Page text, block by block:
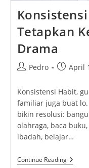
Tetapkan
Drama
PostPedro
PostApril
Konsistensi Habit,
familiar juga buat
bikin resolusi:
olahraga, baca
ibadah, belajar…
Continue Reading